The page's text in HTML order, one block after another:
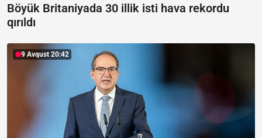
Böyük Britaniyada 30 illik isti hava rekordu
qırıldı
9 Avqust 20:42